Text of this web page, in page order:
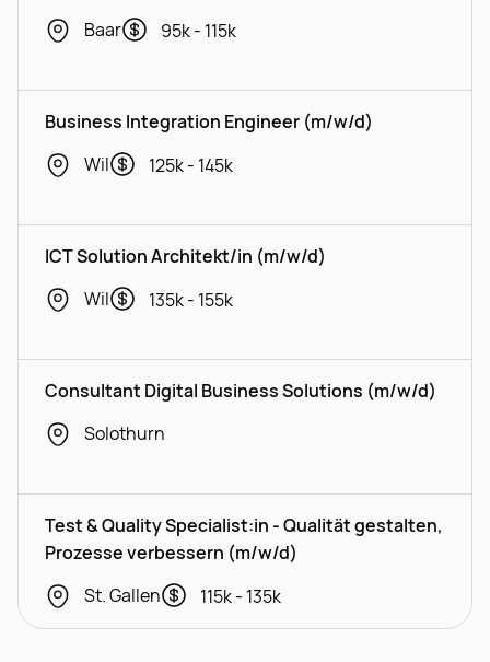
Baar
95k - 115k
Business Integration Engineer (m/w/d)
Wil
125k - 145k
ICT Solution Architekt/in (m/w/d)
Wil
135k - 155k
Consultant Digital Business Solutions (m/w/d)
Solothurn
Test & Quality Specialist:in - Qualität gestalten,
Prozesse verbessern (m/w/d)
St. Gallen
115k - 135k